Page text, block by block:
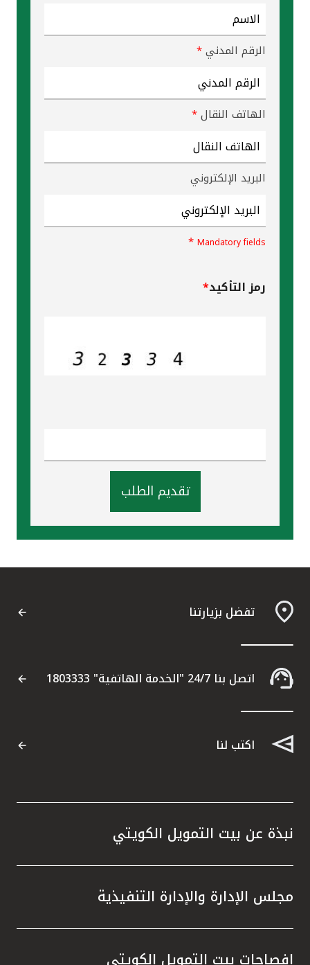
القنوات المصرفية
أدوات وخدمات
خدمات ما بعد البيع
اتصل بنا
ألمانيا
الرقم المدني*
الهاتف النقال*
البريد الإلكتروني
Mandatory fields
*
رمز التأكيد*
تقديم الطلب
تفضل بزيارتنا
اتصل بنا 24/7 "الخدمة الهاتفية" 1803333
اكتب لنا
نبذة عن بيت التمويل الكويتي
مجلس الإدارة والإدارة التنفيذية
إفصاحات بيت التمويل الكويتي